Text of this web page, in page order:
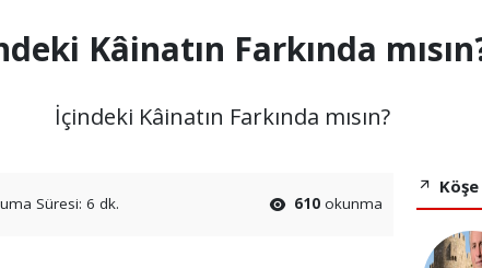
Kâinatın Farkında
İçindeki Kâinatın Farkında mısın?
Süresi: 6 dk. 610 okunma
Köşe